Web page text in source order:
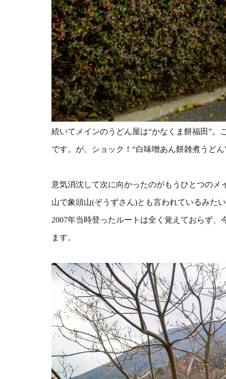
続いてメインのうどん屋は“かなくま餅福田”。
です。が、ショック！“白味噌あん餅雑煮うど
意気消沈して次に向かったのがもうひとつのメ
山で象頭山(ぞうずさん)とも言われているみた
2007年当時登ったルートは全く覚えておらず、
ます。